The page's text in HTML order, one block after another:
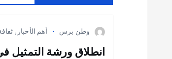
وطن برس أهم الأخبار ,
انطلاق ورشة التمثيل في